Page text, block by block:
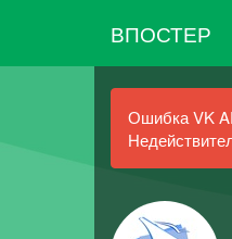
ВПОСТЕР
Ошибка VK